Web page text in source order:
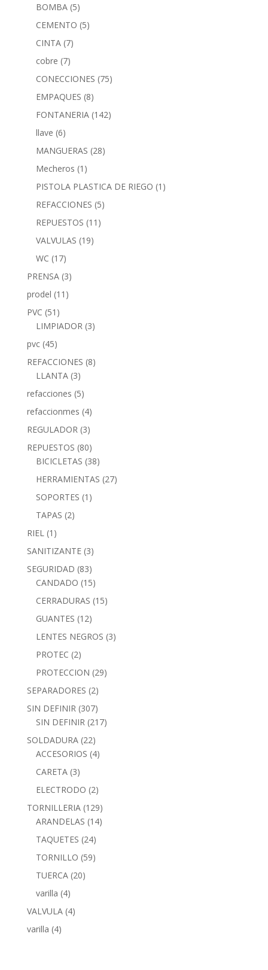
BOMBA (5)
CEMENTO (5)
CINTA (7)
cobre (7)
CONECCIONES (75)
EMPAQUES (8)
FONTANERIA (142)
llave (6)
MANGUERAS (28)
Mecheros (1)
PISTOLA PLASTICA DE RIEGO (1)
REFACCIONES (5)
REPUESTOS (11)
VALVULAS (19)
WC (17)
PRENSA (3)
prodel (11)
PVC (51)
LIMPIADOR (3)
pvc (45)
REFACCIONES (8)
LLANTA (3)
refacciones (5)
refaccionmes (4)
REGULADOR (3)
REPUESTOS (80)
BICICLETAS (38)
HERRAMIENTAS (27)
SOPORTES (1)
TAPAS (2)
RIEL (1)
SANITIZANTE (3)
SEGURIDAD (83)
CANDADO (15)
CERRADURAS (15)
GUANTES (12)
LENTES NEGROS (3)
PROTEC (2)
PROTECCION (29)
SEPARADORES (2)
SIN DEFINIR (307)
SIN DEFINIR (217)
SOLDADURA (22)
ACCESORIOS (4)
CARETA (3)
ELECTRODO (2)
TORNILLERIA (129)
ARANDELAS (14)
TAQUETES (24)
TORNILLO (59)
TUERCA (20)
varilla (4)
VALVULA (4)
varilla (4)